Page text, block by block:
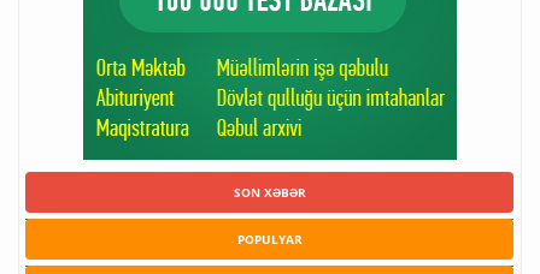
SON XƏBƏR
POPULYAR